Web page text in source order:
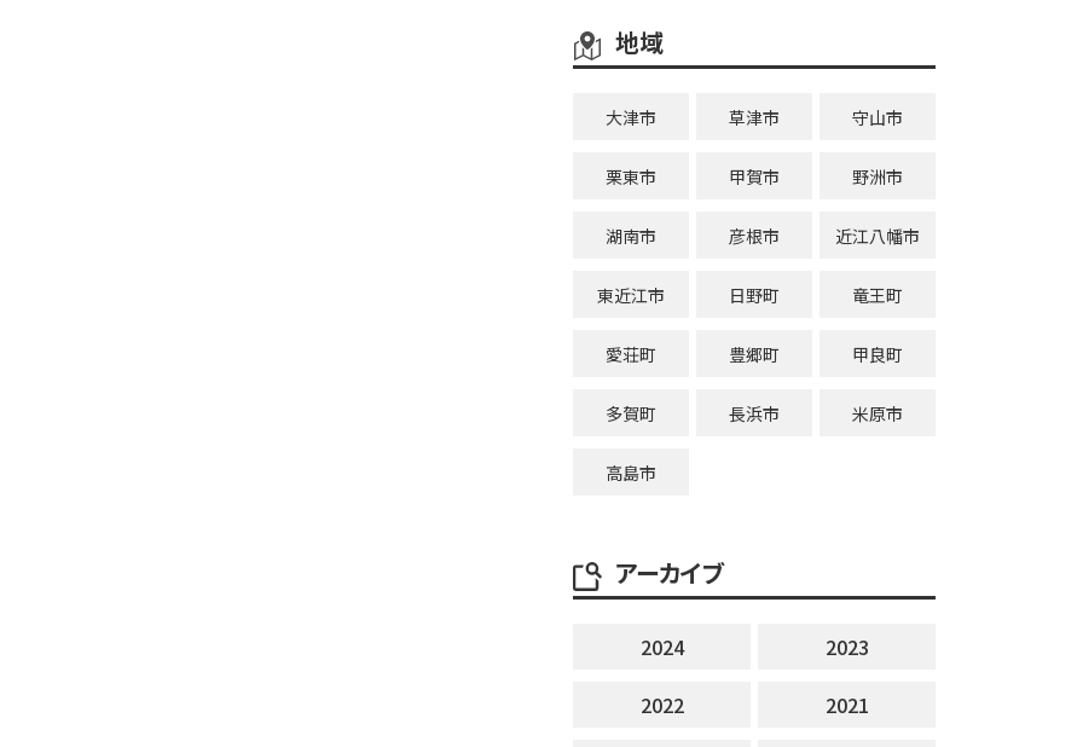
地域
大津市 草津市 守山市
栗東市 甲賀市 野洲市
湖南市 彦根市 近江八幡市
東近江市 日野町 竜王町
愛荘町 豊郷町 甲良町
多賀町 長浜市 米原市
高島市
アーカイブ
2024
2023
2022
2021